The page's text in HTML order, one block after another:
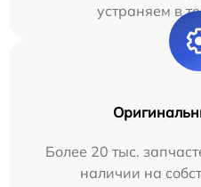
устраняем в
Более 20 тыс.
наличии на